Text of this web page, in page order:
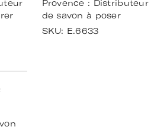
Provence : Distributeur
de savon à poser
SKU: E.6633